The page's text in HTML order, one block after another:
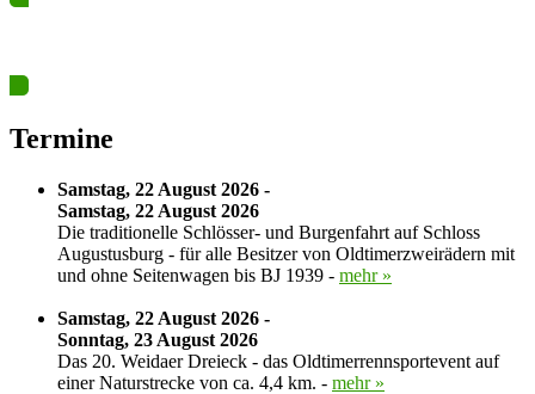
Termine
Samstag, 22 August 2026 -
Samstag, 22 August 2026
Die traditionelle Schlösser- und Burgenfahrt auf Schloss
Augustusburg - für alle Besitzer von Oldtimerzweirädern mit
und ohne Seitenwagen bis BJ 1939 - mehr »
Samstag, 22 August 2026 -
Sonntag, 23 August 2026
Das 20. Weidaer Dreieck - das Oldtimerrennsportevent auf
einer Naturstrecke von ca. 4,4 km. - mehr »